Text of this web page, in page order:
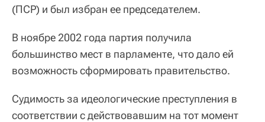
(ПСР) и был избран ее председателем.
В ноябре 2002 года партия получила
большинство мест в парламенте, что дало ей
возможность сформировать правительство.
Судимость за идеологические преступления в
соответствии с действовавшим на тот момент